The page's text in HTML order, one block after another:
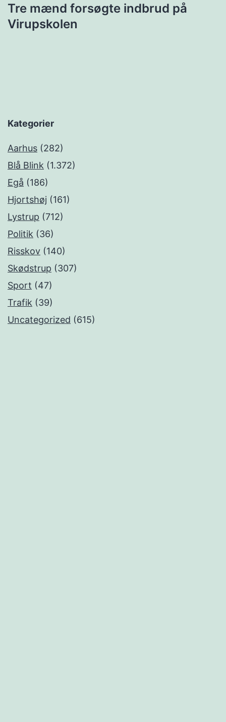
Tre mænd forsøgte indbrud på
Virupskolen
Kategorier
Aarhus (282)
Blå Blink (1.372)
Egå (186)
Hjortshøj (161)
Lystrup (712)
Politik (36)
Risskov (140)
Skødstrup (307)
Sport (47)
Trafik (39)
Uncategorized (615)